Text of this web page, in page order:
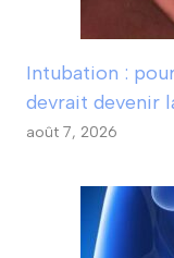
Intubation :
devrait devenir
août 7, 2026